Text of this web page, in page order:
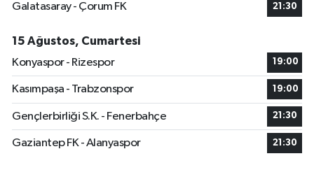
Galatasaray - Çorum FK
21:30
15 Ağustos, Cumartesi
Konyaspor - Rizespor
19:00
Kasımpaşa - Trabzonspor 19:00
Gençlerbirliği S.K. - Fenerbahçe 21:30
Gaziantep FK - Alanyaspor 21:30